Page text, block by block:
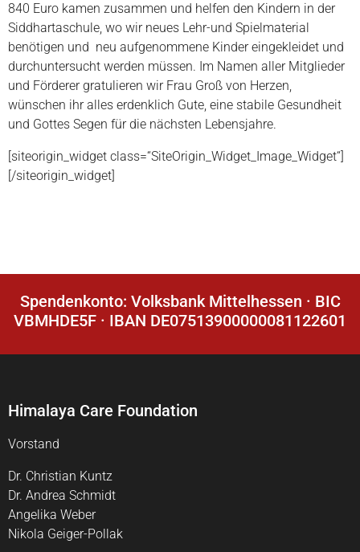
840 Euro kamen zusammen und helfen den Kindern in der
Siddhartaschule, wo wir neues Lehr-und Spielmaterial
benötigen und neu aufgenommene Kinder eingekleidet und
durchuntersucht werden müssen. Im Namen aller Mitglieder
und Förderer gratulieren wir Frau Groß von Herzen,
wünschen ihr alles erdenklich Gute, eine stabile Gesundheit
und Gottes Segen für die nächsten Lebensjahre.
[siteorigin_widget class=“SiteOrigin_Widget_Image_Widget“]
[/siteorigin_widget]
Spendenkonto: Volksbank Mittelhessen · BIC
VBMHDE5F · IBAN DE07513900000081122601
Himalaya Care Foundation
Vorstand
Dr. Christian Kuntz
Dr. Andrea Schmidt
Angelika Weber
Nikola Geiger-Pollak